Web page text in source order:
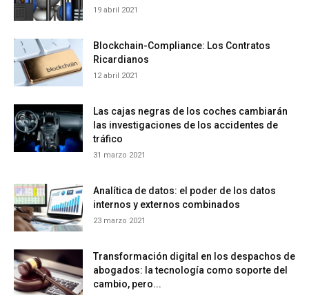
19 abril 2021
Blockchain-Compliance: Los Contratos
Ricardianos
12 abril 2021
Las cajas negras de los coches cambiarán
las investigaciones de los accidentes de
tráfico
31 marzo 2021
Analítica de datos: el poder de los datos
internos y externos combinados
23 marzo 2021
Transformación digital en los despachos de
abogados: la tecnología como soporte del
cambio, pero...